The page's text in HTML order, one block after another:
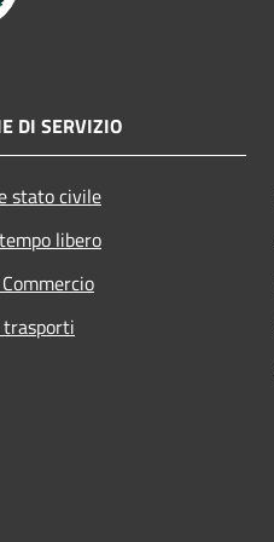
DI SERVIZIO
stato civile
libero